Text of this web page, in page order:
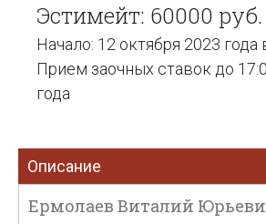
Эстимейт: 60000 руб.
Начало: 12 октября 2023 года
Прием заочных ставок до
года
Описание
Ермолаев Виталий